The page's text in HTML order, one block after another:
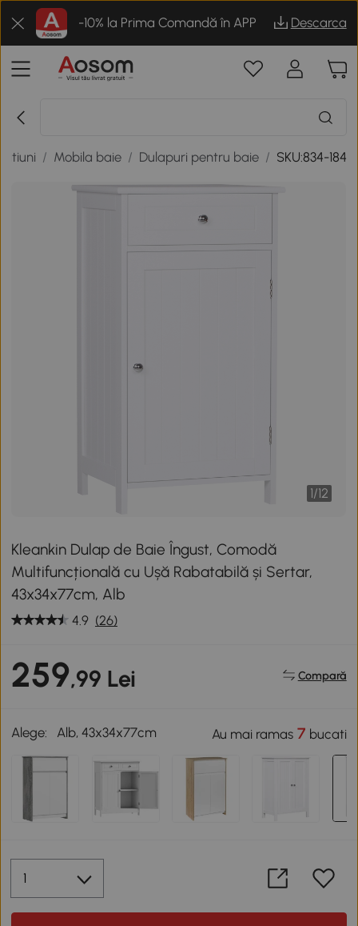
-10% la Prima Comandă în APP Descarca
/ Mobila baie / Dulapuri pentru baie / SKU:834-184
1/12
Kleankin Dulap de Baie Îngust, Comodă
Multifuncțională cu Ușă Rabatabilă și Sertar,
43x34x77cm, Alb
4.9 (26)
259,99 Lei Compară
Alege: Alb, 43x34x77cm Au mai ramas7 bucati